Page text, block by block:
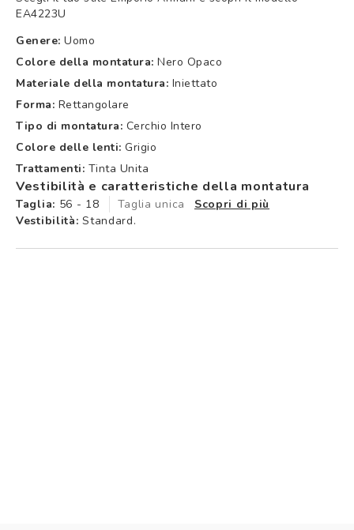
EA4223U
Genere: Uomo
Colore della montatura: Nero Opaco
Materiale della montatura: Iniettato
Forma: Rettangolare
Tipo di montatura: Cerchio Intero
Colore delle lenti: Grigio
Trattamenti: Tinta Unita
Vestibilità e caratteristiche della montatura
Taglia: 56 - 18 Taglia unica
Scopri di più
Vestibilità: Standard.